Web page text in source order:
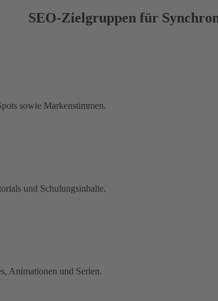
SEO-Zielgruppen für
sowie Markenstimmen.
und Schulungsinhalte.
Animationen und Serien.